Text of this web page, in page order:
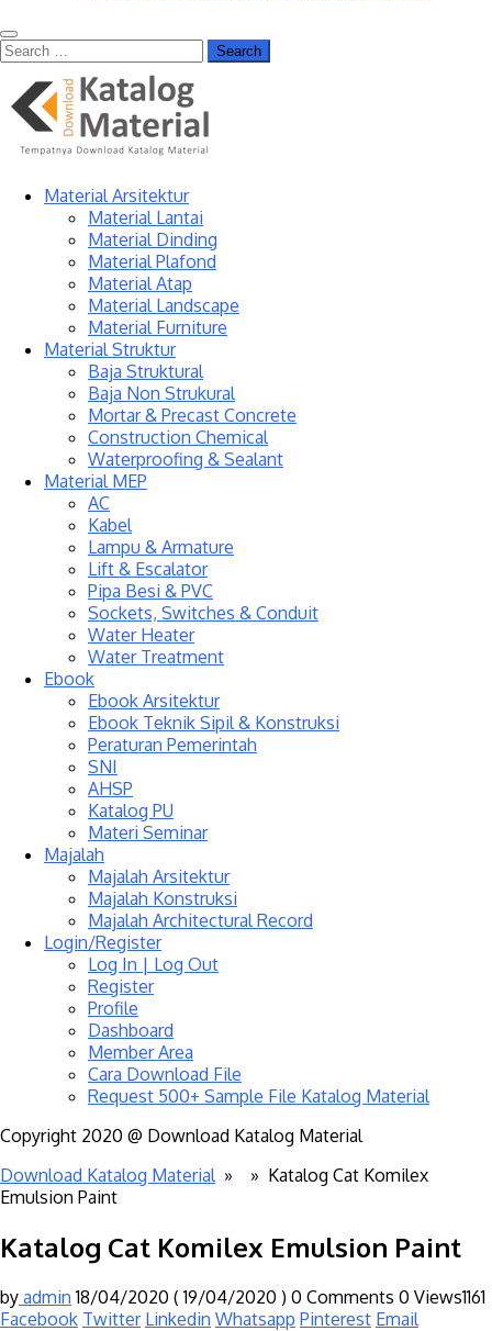
Material Arsitektur
Material Lantai
Material Dinding
Material Plafond
Material Atap
Material Landscape
Material Furniture
Material Struktur
Baja Struktural
Baja Non Strukural
Mortar & Precast Concrete
Construction Chemical
Waterproofing & Sealant
Material MEP
AC
Kabel
Lampu & Armature
Lift & Escalator
Pipa Besi & PVC
Sockets, Switches & Conduit
Water Heater
Water Treatment
Ebook
Ebook Arsitektur
Ebook Teknik Sipil & Konstruksi
Peraturan Pemerintah
SNI
AHSP
Katalog PU
Materi Seminar
Majalah
Majalah Arsitektur
Majalah Konstruksi
Majalah Architectural Record
Login/Register
Log In | Log Out
Register
Profile
Dashboard
Member Area
Cara Download File
Request 500+ Sample File Katalog Material
Copyright 2020 @ Download Katalog Material
Download Katalog Material» » Katalog Cat Komilex
Emulsion Paint
Katalog Cat Komilex Emulsion Paint
by admin 18/04/2020 ( 19/04/2020 ) 0 Comments 0 Views1161
Facebook Twitter Linkedin Whatsapp Pinterest Email